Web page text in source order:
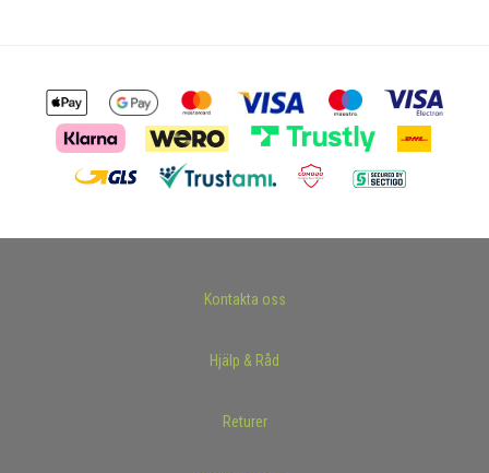
Kontakta oss
Hjälp & Råd
Returer